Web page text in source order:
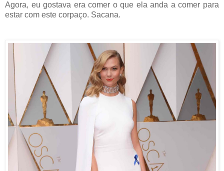
Agora, eu gostava era comer o que ela anda a comer para
estar com este corpaço. Sacana.